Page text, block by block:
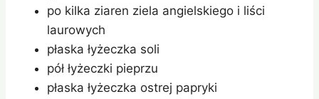
po kilka ziaren ziela angielskiego i liści
laurowych
płaska łyżeczka soli
pół łyżeczki pieprzu
płaska łyżeczka ostrej papryki